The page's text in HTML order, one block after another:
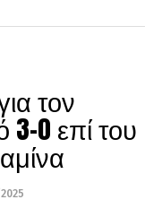
τον
3-0 επί του